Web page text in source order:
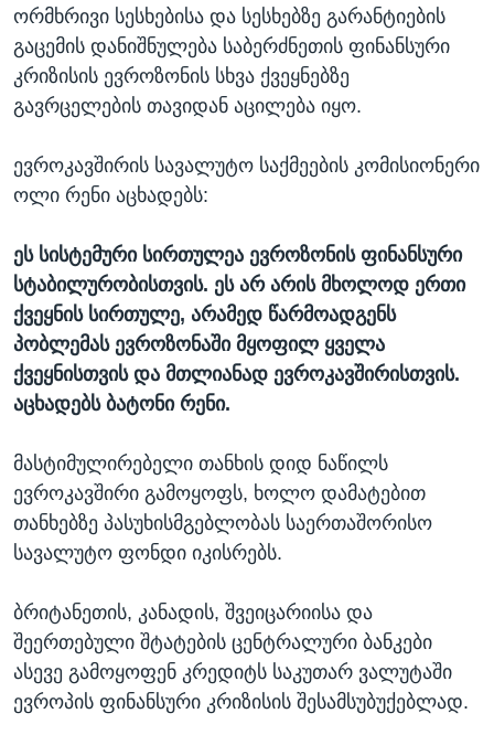
ᲓᲔᲖᲘᲜᲤᲝᲠᲛᲐᲪᲘᲐ
ორმხრივი სესხებისა და სესხებზე გარანტიების
გაცემის დანიშნულება საბერძნეთის ფინანსური
კრიზისის ევროზონის სხვა ქვეყნებზე
გავრცელების თავიდან აცილება იყო.
ევროკავშირის სავალუტო საქმეების კომისიონერი
ოლი რენი აცხადებს:
ეს სისტემური სირთულეა ევროზონის ფინანსური
სტაბილურობისთვის. ეს არ არის მხოლოდ ერთი
ქვეყნის სირთულე, არამედ წარმოადგენს
პობლემას ევროზონაში მყოფილ ყველა
ქვეყნისთვის და მთლიანად ევროკავშირისთვის.
აცხადებს ბატონი რენი.
მასტიმულირებელი თანხის დიდ ნაწილს
ევროკავშირი გამოყოფს, ხოლო დამატებით
თანხებზე პასუხისმგებლობას საერთაშორისო
სავალუტო ფონდი იკისრებს.
ბრიტანეთის, კანადის, შვეიცარიისა და
შეერთებული შტატების ცენტრალური ბანკები
ასევე გამოყოფენ კრედიტს საკუთარ ვალუტაში
ევროპის ფინანსური კრიზისის შესამსუბუქებლად.